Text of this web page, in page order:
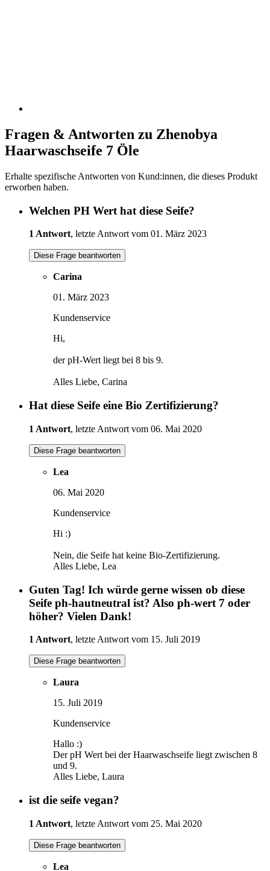
Fragen & Antworten zu Zhenobya
Haarwaschseife 7 Öle
Erhalte spezifische Antworten von Kund:innen, die dieses Produkt
erworben haben.
Welchen PH Wert hat diese Seife?
1 Antwort, letzte Antwort vom 01. März 2023
Diese Frage beantworten
Carina
01. März 2023
Kundenservice
Hi,
der pH-Wert liegt bei 8 bis 9.
Alles Liebe, Carina
Hat diese Seife eine Bio Zertifizierung?
1 Antwort, letzte Antwort vom 06. Mai 2020
Diese Frage beantworten
Lea
06. Mai 2020
Kundenservice
Hi :)
Nein, die Seife hat keine Bio-Zertifizierung.
Alles Liebe, Lea
Guten Tag! Ich würde gerne wissen ob diese
Seife ph-hautneutral ist? Also ph-wert 7 oder
höher? Vielen Dank!
1 Antwort, letzte Antwort vom 15. Juli 2019
Diese Frage beantworten
Laura
15. Juli 2019
Kundenservice
Hallo :)
Der pH Wert bei der Haarwaschseife liegt zwischen 8
und 9.
Alles Liebe, Laura
ist die seife vegan?
1 Antwort, letzte Antwort vom 25. Mai 2020
Diese Frage beantworten
Lea